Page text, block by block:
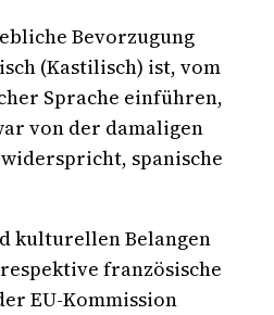
Bevorzugung
(Kastilisch) ist, vom
Sprache einführen,
von der damaligen
spanische
kulturellen Belangen
französische
EU-Kommission